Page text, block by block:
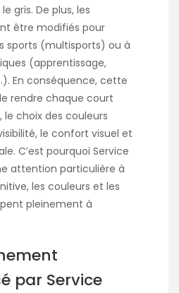
gris. De plus, les
être modifiés pour
sports (multisports) ou à
(apprentissage,
En conséquence, cette
rendre chaque court
le choix des couleurs
le confort visuel et
C’est pourquoi Service
attention particulière à
les couleurs et les
pleinement à
par Service